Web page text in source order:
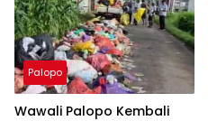
Palopo
Wawali Palopo Kembali